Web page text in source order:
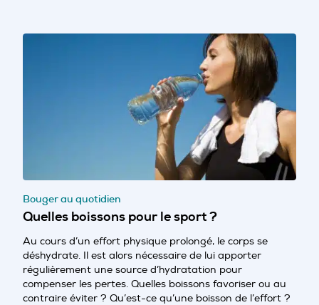
Bouger au quotidien
Quelles boissons pour le sport ?
Au cours d’un effort physique prolongé, le corps se
déshydrate. Il est alors nécessaire de lui apporter
régulièrement une source d’hydratation pour
compenser les pertes. Quelles boissons favoriser ou au
contraire éviter ? Qu’est-ce qu’une boisson de l’effort ?